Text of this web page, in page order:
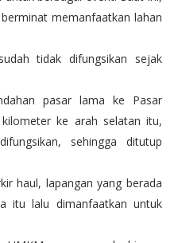
memanfaatkan lahan
tidak difungsikan sejak
pasar lama ke Pasar
ke arah selatan itu,
sehingga ditutup
haul, lapangan yang berada
itu lalu dimanfaatkan untuk